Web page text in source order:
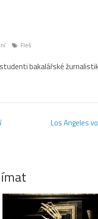
Fleš
bakalářské
Los Angeles